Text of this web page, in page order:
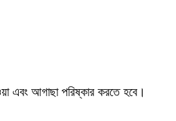
এবং আগাছা পরিষ্কার করতে হবে।